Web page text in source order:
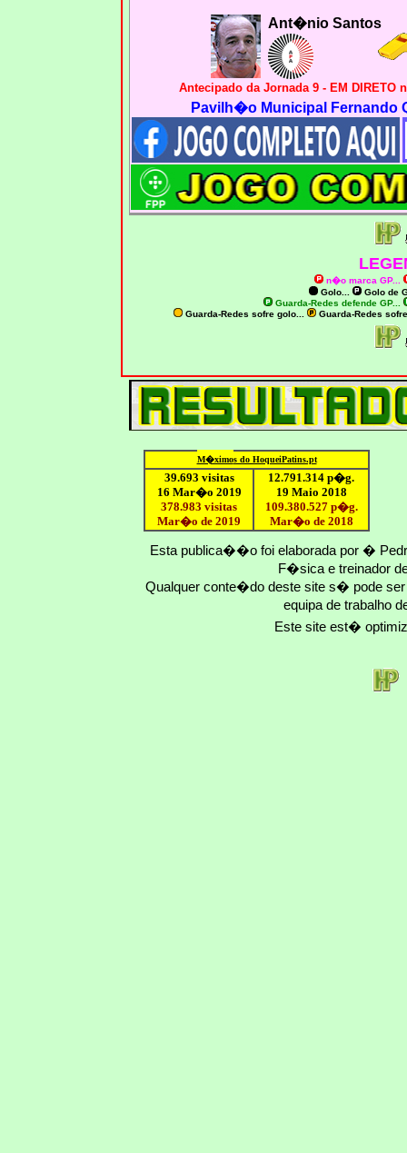
Ant�nio Santos
Antecipado da Jornada 9 - EM DIRETO
Pavilh�o Municipal Fernando
n�o marca GP...
Golo...
Golo de
Guarda-Redes defende GP...
Guarda-Redes sofre golo...
Guarda-Redes
M�ximos do HoqueiPatins.pt
39.693 visitas
16 Mar�o 2019
378.983 visitas
Mar�o de 2019
12.791.314 p�g.
19 Maio 2018
109.380.527p�g.
Mar�o de 2018
Esta publica��o foi elaborada por �
F�sica e treinador
Qualquer conte�do deste site s� pode
equipa de trabalho
Este site est�